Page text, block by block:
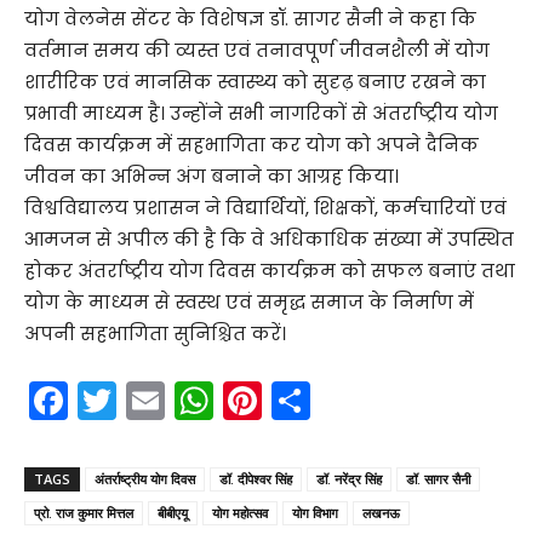
योग वेलनेस सेंटर के विशेषज्ञ डॉ. सागर सैनी ने कहा कि
वर्तमान समय की व्यस्त एवं तनावपूर्ण जीवनशैली में योग
शारीरिक एवं मानसिक स्वास्थ्य को सुदृढ़ बनाए रखने का
प्रभावी माध्यम है। उन्होंने सभी नागरिकों से अंतर्राष्ट्रीय योग
दिवस कार्यक्रम में सहभागिता कर योग को अपने दैनिक
जीवन का अभिन्न अंग बनाने का आग्रह किया।
विश्वविद्यालय प्रशासन ने विद्यार्थियों, शिक्षकों, कर्मचारियों एवं
आमजन से अपील की है कि वे अधिकाधिक संख्या में उपस्थित
होकर अंतर्राष्ट्रीय योग दिवस कार्यक्रम को सफल बनाएं तथा
योग के माध्यम से स्वस्थ एवं समृद्ध समाज के निर्माण में
अपनी सहभागिता सुनिश्चित करें।
F
a
c
e
T
w
itt
er
E
m
ai
l
W
h
a
ts
Pi
nt
er
e
ar
e
TAGS अंतर्राष्ट्रीय योग दिवस डॉ. दीपेश्वर सिंह डॉ. नरेंद्र सिंह
डॉ. सागर सैनी
प्रो. राज कुमार मित्तल
बीबीएयू योग महोत्सव योग विभाग लखनऊ